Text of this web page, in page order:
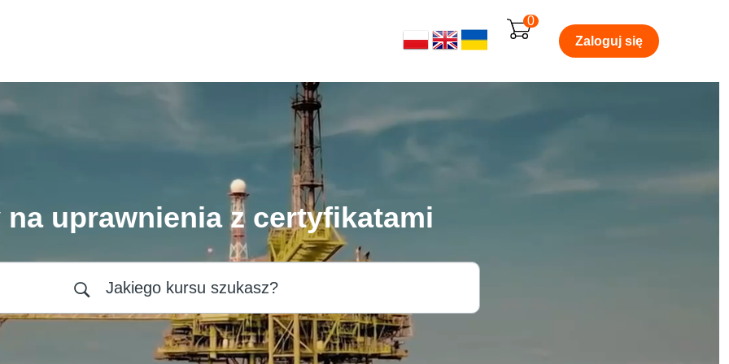
0
Zaloguj się
na uprawnienia z certyfikatami
Jakiego kursu szukasz?